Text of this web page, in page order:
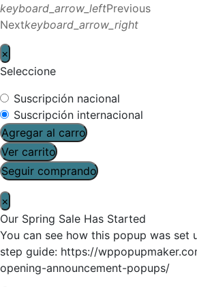
keyboard_arrow_leftPrevious
Nextkeyboard_arrow_right
×
Seleccione
Suscripción nacional
Suscripción internacional
Agregar al carro
Ver carrito
Seguir comprando
×
Our Spring Sale Has Started
You can see how this popup was set
step guide: https://
opening-announcement-popups/